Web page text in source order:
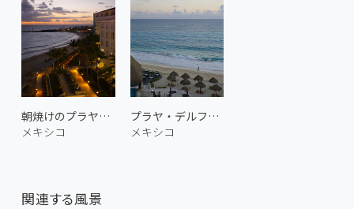
朝焼けのプラヤ・デルフィネス
メキシコ
プラヤ・デルフィネスの朝 3
メキシコ
関連する風景